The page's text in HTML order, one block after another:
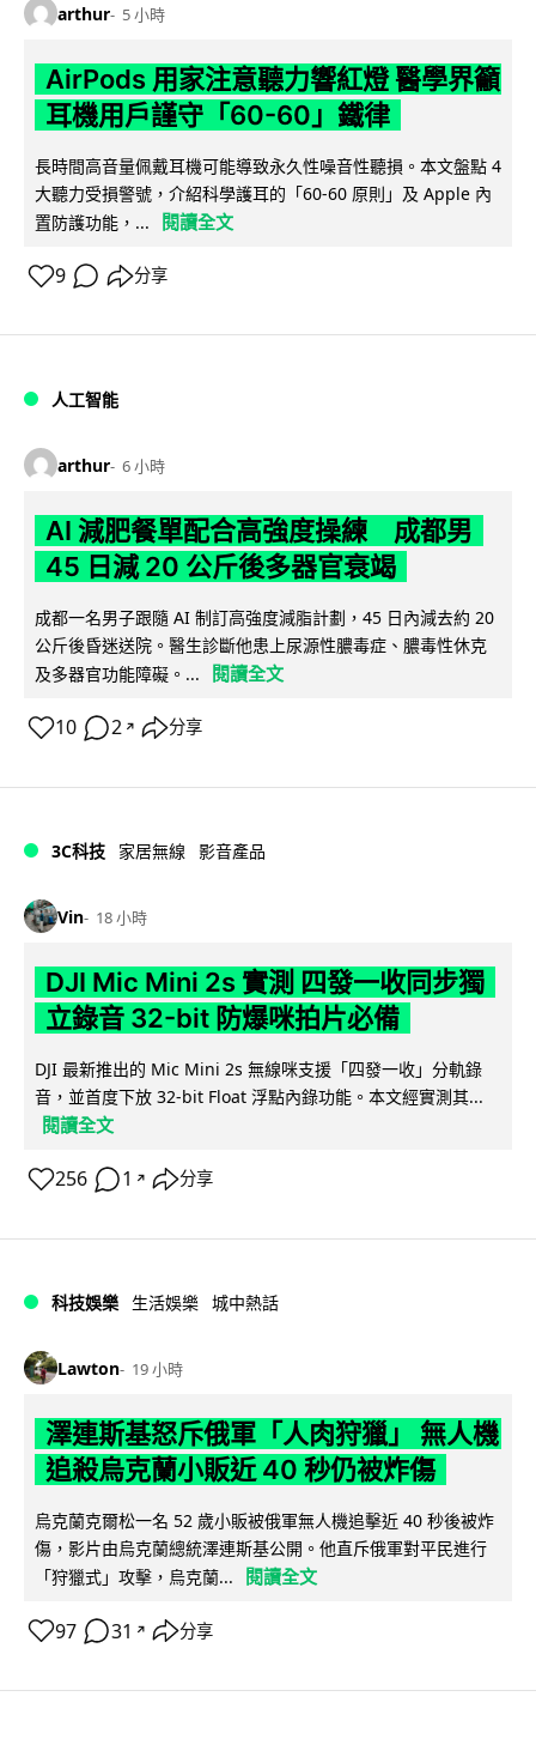
arthur 5 小時
AirPods 用家注意聽力響紅燈 醫學界籲
耳機用戶謹守「60-60」鐵律
長時間高音量佩戴耳機可能導致永久性噪音性聽損。本文盤點 4
大聽力受損警號，介紹科學護耳的「60-60 原則」及 Apple 內
置防護功能，...
閱讀全文
9 分享
人工智能
arthur 6 小時
AI 減肥餐單配合高強度操練 成都男
45 日減 20 公斤後多器官衰竭
成都一名男子跟隨 AI 制訂高強度減脂計劃，45 日內減去約 20
公斤後昏迷送院。醫生診斷他患上尿源性膿毒症、膿毒性休克
及多器官功能障礙。...
閱讀全文
10 2 ↗ 分享
3C科技 家居無線 影音產品
Vin 18 小時
DJI Mic Mini 2s 實測 四發一收同步獨
立錄音 32-bit 防爆咪拍片必備
DJI 最新推出的 Mic Mini 2s 無線咪支援「四發一收」分軌錄
音，並首度下放 32-bit Float 浮點內錄功能。本文經實測其...
閱讀全文
256 1 ↗ 分享
科技娛樂 生活娛樂 城中熱話
Lawton 19 小時
澤連斯基怒斥俄軍「人肉狩獵」 無人機
追殺烏克蘭小販近 40 秒仍被炸傷
烏克蘭克爾松一名 52 歲小販被俄軍無人機追擊近 40 秒後被炸
傷，影片由烏克蘭總統澤連斯基公開。他直斥俄軍對平民進行
「狩獵式」攻擊，烏克蘭...
閱讀全文
97 31 ↗ 分享